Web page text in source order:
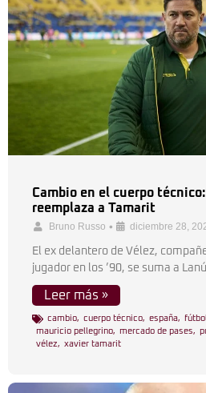
Cambio en el cuerpo
reemplaza a Tamarit
Bruno Russo • diciembre 28,
El ex delantero de Vélez,
jugador en los ’90, se suma a
Leer más »
cambio, cuerpo técnico, españa, fútbol
mauricio pellegrino, mercado de pases,
vélez, xavier tamarit